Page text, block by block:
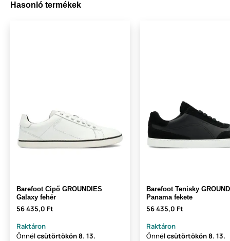
Hasonló termékek
Barefoot Cipő GROUNDIES
Galaxy fehér
56 435,0 Ft
Raktáron
Önnélcsütörtökön8. 13.
Barefoot Tenisky
Panama fekete
56 435,0 Ft
Raktáron
Önnélcsütörtökön8. 13.